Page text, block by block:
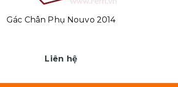
Gác Chân Phụ Nouvo 2014
Liên hệ